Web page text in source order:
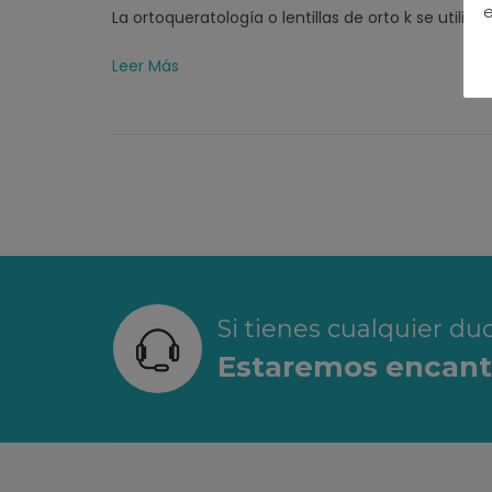
La ortoqueratología o lentillas de orto k se
Leer Más
Si tienes cualquier
Estaremos